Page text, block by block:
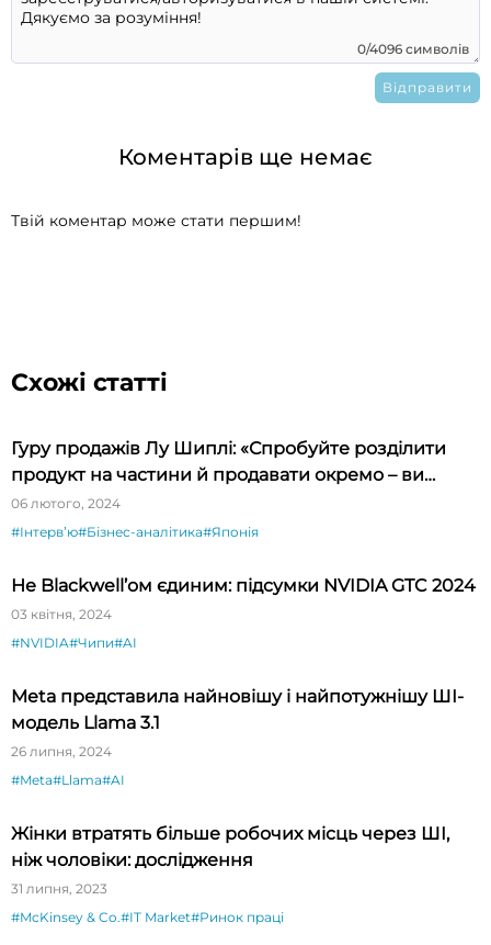
0/4096 символів
Коментарів ще немає
Твій коментар може стати першим!
Схожі статті
Гуру продажів Лу Шиплі: «Спробуйте розділити
продукт на частини й продавати окремо – ви
будете вражені»
06 лютого, 2024
#Інтервʼю#Бізнес-аналітика#Японія
Не Blackwell’ом єдиним: підсумки NVIDIA GTC 2024
03 квітня, 2024
#NVIDIA#Чипи#AI
Meta представила найновішу і найпотужнішу ШІ-
модель Llama 3.1
26 липня, 2024
#Meta#Llama#AI
Жінки втратять більше робочих місць через ШІ,
ніж чоловіки: дослідження
31 липня, 2023
#McKinsey & Co.#IT Market#Ринок праці